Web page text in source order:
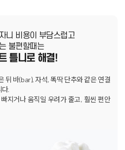
니 비용이 부담스럽고
불편할때는
틀니로 해결!
뒤 바(bar), 자석, 똑딱 단추와 같은 연결
.
지거나 움직일 우려가 줄고, 훨씬 편안